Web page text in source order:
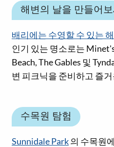
해변의 날을 만들어
배리에는 수영할 수 있는
인기 있는 명소로는
Beach, The Gables 및
변 피크닉을 준비하고 즐
수목원 탐험
Sunnidale Park의 수목원